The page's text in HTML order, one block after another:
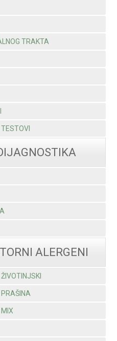
TRAKTA
ALERGENI
PRAŠINA
MIX